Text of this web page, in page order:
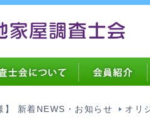
】 新着NEWS・お知らせ オリ